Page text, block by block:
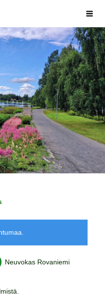
Neuvokas Rovaniemi